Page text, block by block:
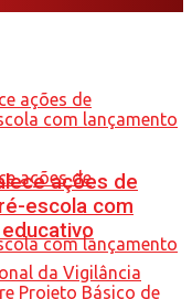
ações de
escola com